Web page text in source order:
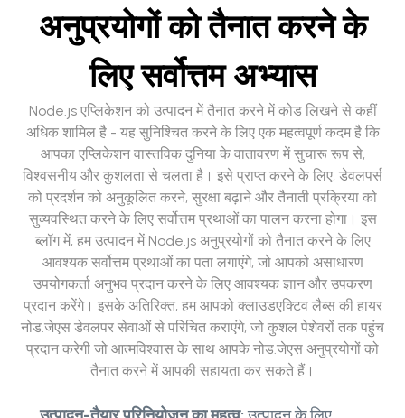
अनुप्रयोगों को तैनात करने के
लिए सर्वोत्तम अभ्यास
Node.js एप्लिकेशन को उत्पादन में तैनात करने में कोड लिखने से कहीं
अधिक शामिल है - यह सुनिश्चित करने के लिए एक महत्वपूर्ण कदम है कि
आपका एप्लिकेशन वास्तविक दुनिया के वातावरण में सुचारू रूप से,
विश्वसनीय और कुशलता से चलता है। इसे प्राप्त करने के लिए, डेवलपर्स
को प्रदर्शन को अनुकूलित करने, सुरक्षा बढ़ाने और तैनाती प्रक्रिया को
सुव्यवस्थित करने के लिए सर्वोत्तम प्रथाओं का पालन करना होगा। इस
ब्लॉग में, हम उत्पादन में Node.js अनुप्रयोगों को तैनात करने के लिए
आवश्यक सर्वोत्तम प्रथाओं का पता लगाएंगे, जो आपको असाधारण
उपयोगकर्ता अनुभव प्रदान करने के लिए आवश्यक ज्ञान और उपकरण
प्रदान करेंगे। इसके अतिरिक्त, हम आपको क्लाउडएक्टिव लैब्स की हायर
नोड.जेएस डेवलपर सेवाओं से परिचित कराएंगे, जो कुशल पेशेवरों तक पहुंच
प्रदान करेगी जो आत्मविश्वास के साथ आपके नोड.जेएस अनुप्रयोगों को
तैनात करने में आपकी सहायता कर सकते हैं।